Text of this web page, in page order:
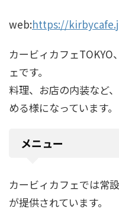
web:https://
カービィカフェTOKYO
ェです。
料理、お店の内装など
める様になっています。
メニュー
カービィカフェでは常
が提供されています。